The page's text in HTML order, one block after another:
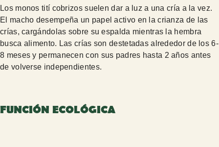
Los monos tití cobrizos suelen dar a luz a una cría a la vez.
El macho desempeña un papel activo en la crianza de las
crías, cargándolas sobre su espalda mientras la hembra
busca alimento. Las crías son destetadas alrededor de los 6-
8 meses y permanecen con sus padres hasta 2 años antes
de volverse independientes.
FUNCIÓN ECOLÓGICA